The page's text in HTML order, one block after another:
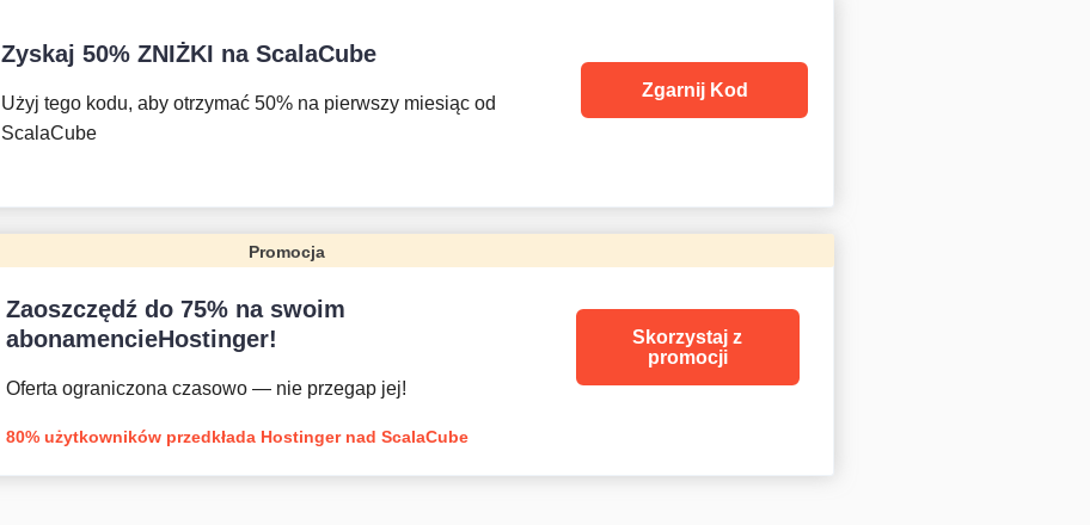
Zyskaj 50% ZNIŻKI na ScalaCube
Użyj tego kodu, aby otrzymać 50% na pierwszy miesiąc od
ScalaCube
Zgarnij Kod
Promocja
Zaoszczędź do 75% na swoim
abonamencieHostinger!
Oferta ograniczona czasowo — nie przegap jej!
80% użytkowników przedkłada Hostinger nad ScalaCube
Skorzystaj z
promocji